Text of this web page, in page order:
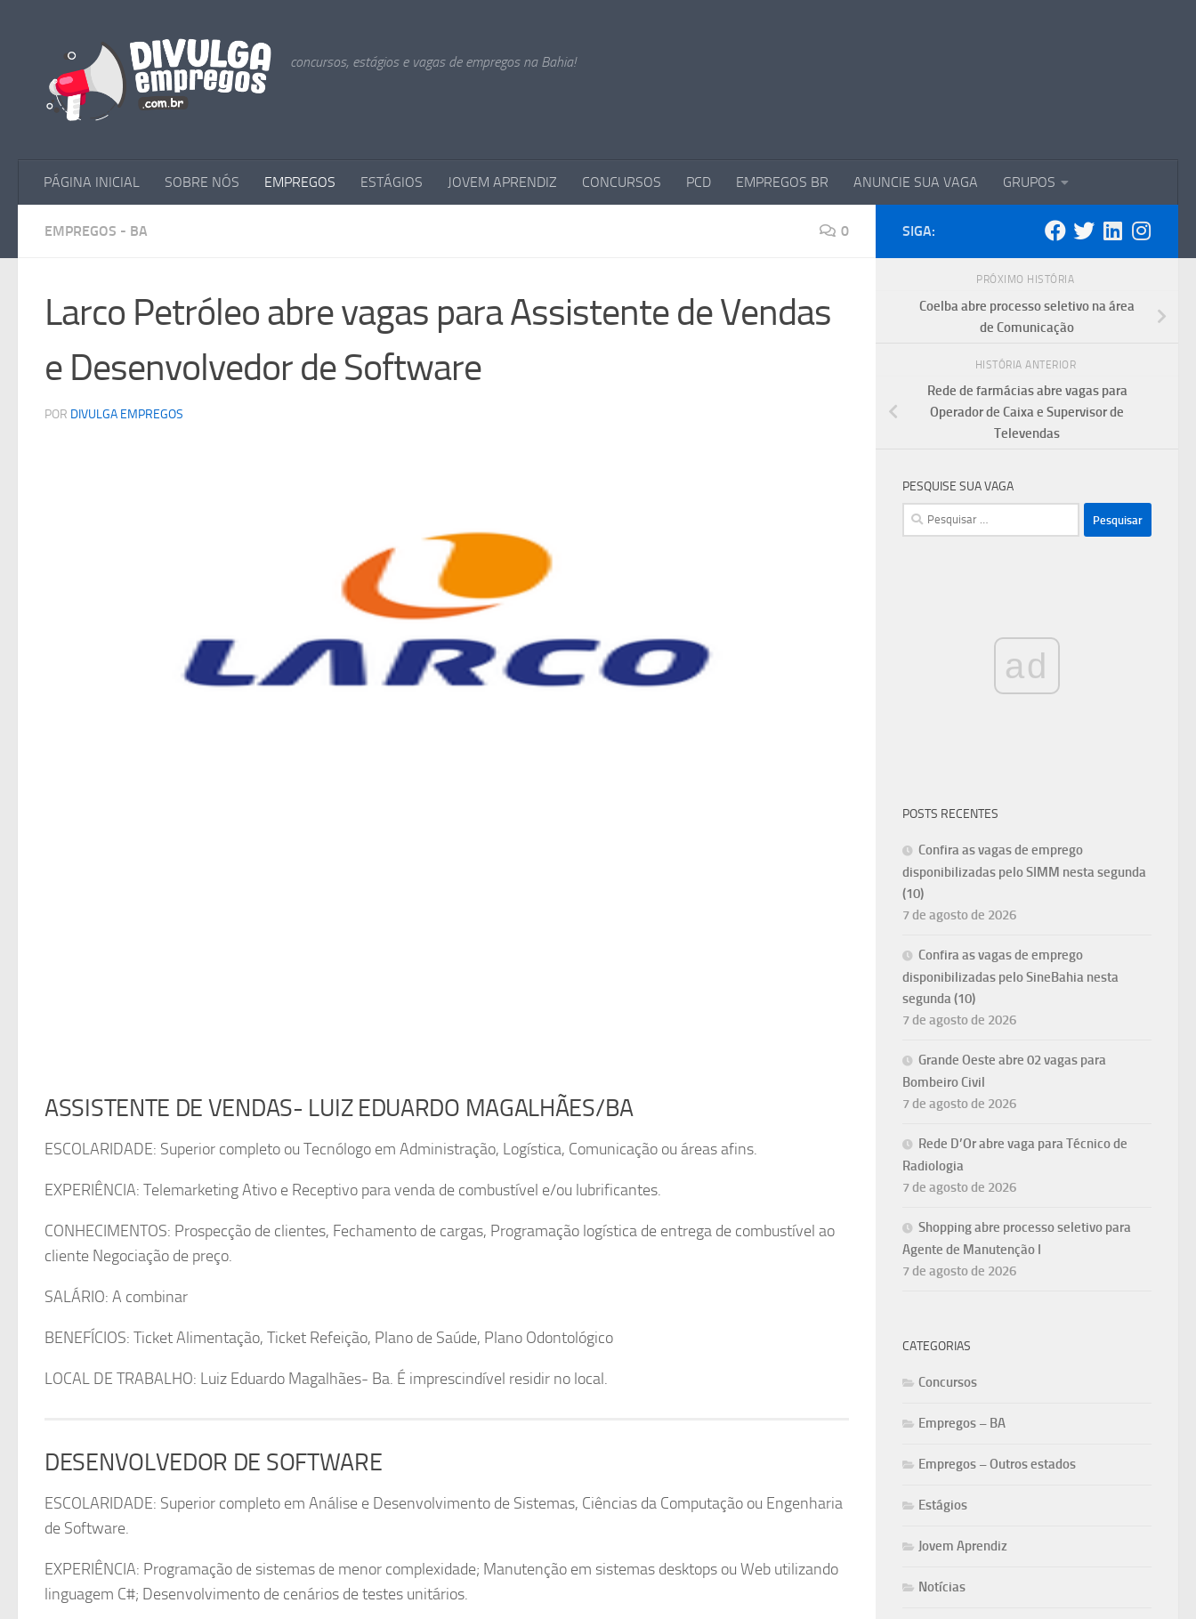
concursos, estágios e vagas de empregos na Bahia!
PÁGINA INICIAL SOBRE NÓS EMPREGOS ESTÁGIOS JOVEM APRENDIZ CONCURSOS PCD EMPREGOS BR ANUNCIE SUA VAGA GRUPOS
EMPREGOS - BA 0
Larco Petróleo abre vagas para Assistente de Vendas
e Desenvolvedor de Software
POR DIVULGA EMPREGOS
ASSISTENTE DE VENDAS- LUIZ EDUARDO MAGALHÃES/BA
ESCOLARIDADE: Superior completo ou Tecnólogo em Administração, Logística, Comunicação ou áreas afins.
EXPERIÊNCIA: Telemarketing Ativo e Receptivo para venda de combustível e/ou lubrificantes.
CONHECIMENTOS: Prospecção de clientes, Fechamento de cargas, Programação logística de entrega de combustível ao
cliente Negociação de preço.
SALÁRIO: A combinar
BENEFÍCIOS: Ticket Alimentação, Ticket Refeição, Plano de Saúde, Plano Odontológico
LOCAL DE TRABALHO: Luiz Eduardo Magalhães- Ba. É imprescindível residir no local.
DESENVOLVEDOR DE SOFTWARE
ESCOLARIDADE: Superior completo em Análise e Desenvolvimento de Sistemas, Ciências da Computação ou Engenharia
de Software.
EXPERIÊNCIA: Programação de sistemas de menor complexidade; Manutenção em sistemas desktops ou Web utilizando
linguagem C#; Desenvolvimento de cenários de testes unitários.
SIGA:
PRÓXIMO HISTÓRIA
Coelba abre processo seletivo na área
de Comunicação
HISTÓRIA ANTERIOR
Rede de farmácias abre vagas para
Operador de Caixa e Supervisor de
Televendas
PESQUISE SUA VAGA
Pesquisar
por:
ad
POSTS RECENTES
Confira as vagas de emprego
disponibilizadas pelo SIMM nesta segunda
(10)
7 de agosto de 2026
Confira as vagas de emprego
disponibilizadas pelo SineBahia nesta
segunda (10)
7 de agosto de 2026
Grande Oeste abre 02 vagas para
Bombeiro Civil
7 de agosto de 2026
Rede D’Or abre vaga para Técnico de
Radiologia
7 de agosto de 2026
Shopping abre processo seletivo para
Agente de Manutenção I
7 de agosto de 2026
CATEGORIAS
Concursos
Empregos – BA
Empregos – Outros estados
Estágios
Jovem Aprendiz
Notícias